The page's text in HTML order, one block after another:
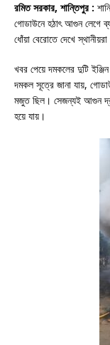
রমিত সরকার, শান্তিপুর :
গোডাউনে হঠাৎ আগুন লেগে
ধোঁয়া বেরোতে দেখে
খবর পেয়ে দমকলের দুটি
দমকল সূত্রে জানা যায়,
মজুত ছিল। সেজন্যই আগুন
হয়ে যায়।